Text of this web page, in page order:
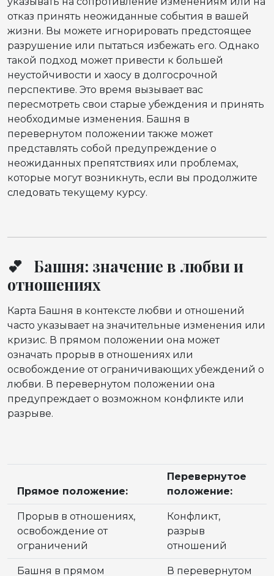
отказ принять неожиданные события в вашей
жизни. Вы можете игнорировать предстоящее
разрушение или пытаться избежать его. Однако
такой подход может привести к большей
неустойчивости и хаосу в долгосрочной
перспективе. Это время вызывает вас
пересмотреть свои старые убеждения и принять
необходимые изменения. Башня в
перевернутом положении также может
представлять собой предупреждение о
неожиданных препятствиях или проблемах,
которые могут возникнуть, если вы продолжите
следовать текущему курсу.
💕 Башня: значение в любви и
отношениях
Карта Башня в контексте любви и отношений
часто указывает на значительные изменения или
кризис. В прямом положении она может
означать прорыв в отношениях или
освобождение от ограничивающих убеждений о
любви. В перевернутом положении она
предупреждает о возможном конфликте или
разрыве.
Прямое положение:
Перевернутое
положение:
Прорыв в отношениях,
освобождение от
ограничений
Конфликт,
разрыв
отношений
Башня в прямом
В перевернутом